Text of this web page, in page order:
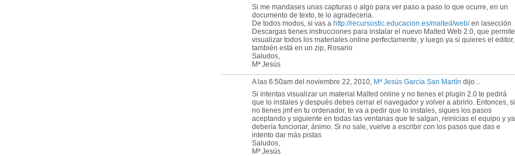
Si me mandases unas capturas o algo para ver paso a paso lo que ocurre, en un
documento de texto, te lo agradeceria.
De todos modos, si vas a http://recursostic.educacion.es/malted/web/en lasección
Descargas tienes instrucciones para instalar el nuevo Malted Web 2.0, que permite
visualizar todos los materiales online perfectamente, y luego ya si quieres el editor,
también está en un zip, Rosario
Saludos,
Mª Jesús
A las 6:50am del noviembre 22, 2010, Mª Jesús García San Martín dijo...
Si intentas visualizar un material Malted online y no tienes el plugin 2.0 te pedirá
que lo instales y después debes cerrar el navegador y volver a abrirlo. Entonces, si
no tienes jmf en tu ordenador, te va a pedir que lo instales, sigues los pasos
aceptando y siguiente en todas las ventanas que te salgan, reinicias el equipo y ya
debería funcionar, ánimo. Si no sale, vuelve a escribir con los pasos que das e
intento dar más pistas
Saludos,
Mª Jesús